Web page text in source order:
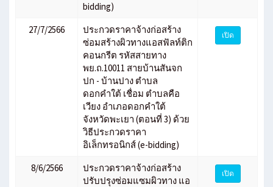
bidding)
27/7/2566
ประกวดราคาจ้างก่อสร้าง
ซ่อมสร้างผิวทางแอสฟัลท์ติก
คอนกรีต รหัสสายทาง
พย.ถ.10011 สายบ้านสันจก
ปก - บ้านปาง ตำบล
ดอกคำใต้ เชื่อม ตำบลคือ
เวียง อำเภอดอกคำใต้
จังหวัดพะเยา (ตอนที่ 3) ด้วย
วิธีประกวดราคา
อิเล็กทรอนิกส์ (e-bidding)
เปิด
8/6/2566
ประกวดราคาจ้างก่อสร้าง
ปรับปรุงซ่อมแซมผิวทาง แอ
เปิด